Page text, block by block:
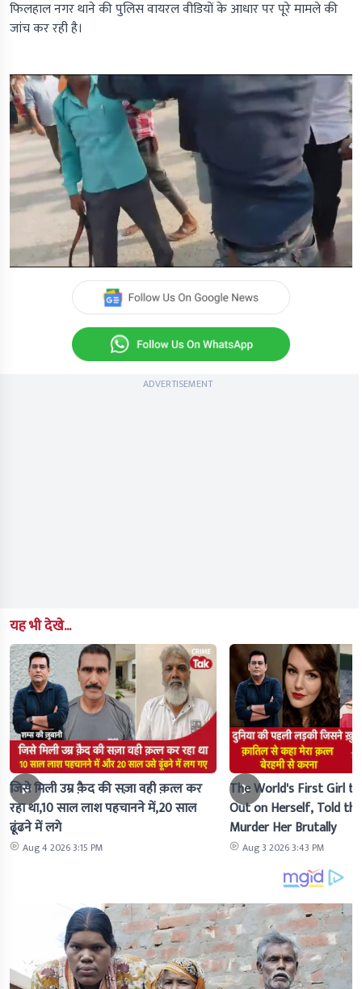
फिलहाल नगर थाने की पुलिस वायरल वीडियों के आधार पर पूरे मामले की
जांच कर रही है।
ADVERTISEMENT
यह भी देखे...
जिसे मिली उम्र क़ैद की सज़ा वही क़त्ल कर
रहा था,10 साल लाश पहचानने में,20 साल
ढूंढने में लगे
Aug 4 2026 3:15 PM
The World's First Girl
Out on Herself, Told
Murder Her Brutally
Aug 3 2026 3:43 PM